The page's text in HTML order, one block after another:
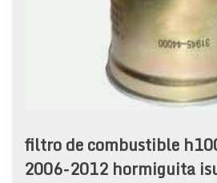
filtro de combustible
2006-2012 hormiguita